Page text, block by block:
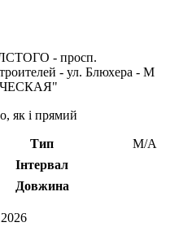
- просп.
- ул. Блюхера - М
як і прямий
Тип
М/А
Інтервал
Довжина